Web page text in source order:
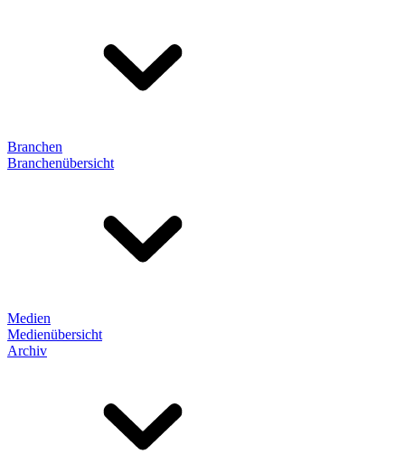
Branchen
Branchenübersicht
Medien
Medienübersicht
Archiv